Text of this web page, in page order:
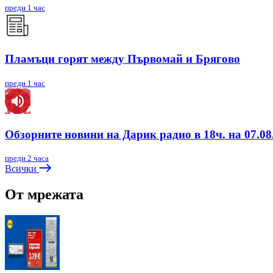
преди 1 час
Пламъци горят между Първомай и Брягово
преди 1 час
Обзорните новини на Дарик радио в 18ч. на
преди 2 часа
Всички
От мрежата